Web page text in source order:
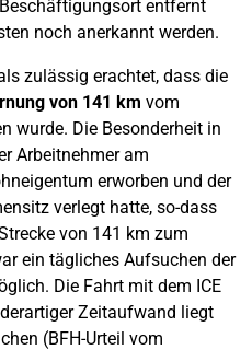
entfernt
noch anerkannt werden.
zulässig erachtet, dass die
von 141 km vom
wurde. Die Besonderheit in
Arbeitnehmer am
erworben und der
verlegt hatte, so-dass
von 141 km zum
ein tägliches Aufsuchen der
Die Fahrt mit dem ICE
Zeitaufwand liegt
(BFH-Urteil vom